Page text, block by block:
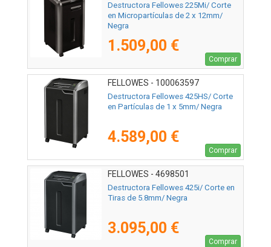
Destructora Fellowes 225Mi/ Corte
en Micropartículas de 2 x 12mm/
Negra
1.509,00 €
Comprar
FELLOWES - 100063597
Destructora Fellowes 425HS/ Corte
en Partículas de 1 x 5mm/ Negra
4.589,00 €
Comprar
FELLOWES - 4698501
Destructora Fellowes 425i/ Corte en
Tiras de 5.8mm/ Negra
3.095,00 €
Comprar